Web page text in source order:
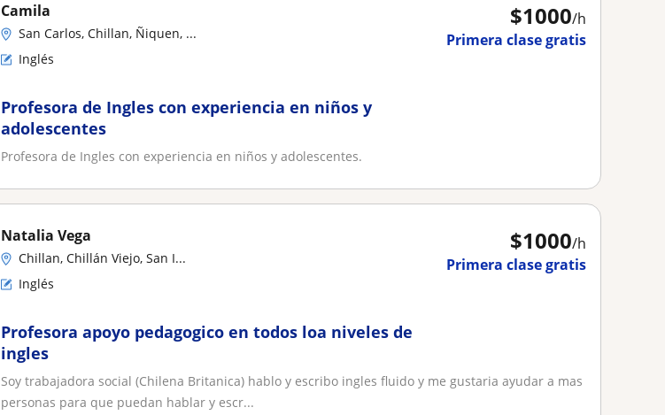
$1000/h
Primera clase gratis
Camila
San Carlos, Chillan, Ñiquen, ...
Inglés
Profesora de Ingles con experiencia en niños y
adolescentes
Profesora de Ingles con experiencia en niños y adolescentes.
$1000/h
Primera clase gratis
Natalia Vega
Chillan, Chillán Viejo, San I...
Inglés
Profesora apoyo pedagogico en todos loa niveles de
ingles
Soy trabajadora social (Chilena Britanica) hablo y escribo ingles fluido y me gustaria ayudar a mas
personas para que puedan hablar y escr...